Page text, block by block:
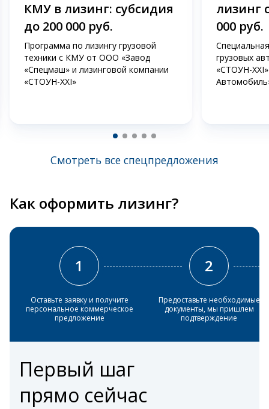
КМУ в лизинг: субсидия
до 200 000 руб.
Программа по лизингу грузовой
техники с КМУ от ООО «Завод
«Спецмаш» и лизинговой компании
«СТОУН-XXI»
лизинг
000 руб.
грузовых
«СТОУН-
Смотреть все спецпредложения
Как оформить лизинг?
1
Оставьте заявку и получите
персональное коммерческое
предложение
2
Предоставьте необходимые
документы, мы пришлем
подтверждение
Первый шаг
прямо сейчас